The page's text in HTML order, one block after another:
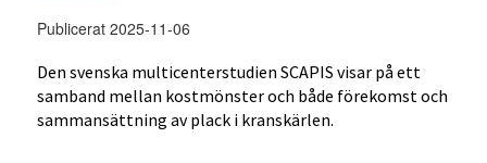
Publicerat 2025-11-06
Den svenska multicenterstudien SCAPIS visar på ett
samband mellan kostmönster och både förekomst och
sammansättning av plack i kranskärlen.